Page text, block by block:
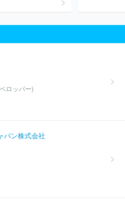
ＡＪＳ株式会社
立システムズ
第一ライフテクノク
スシー
研究所
ロッパー)
パン株式会社